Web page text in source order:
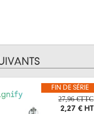
FIN DE SÉRIE
27,96 €TTC
2,27 € HT